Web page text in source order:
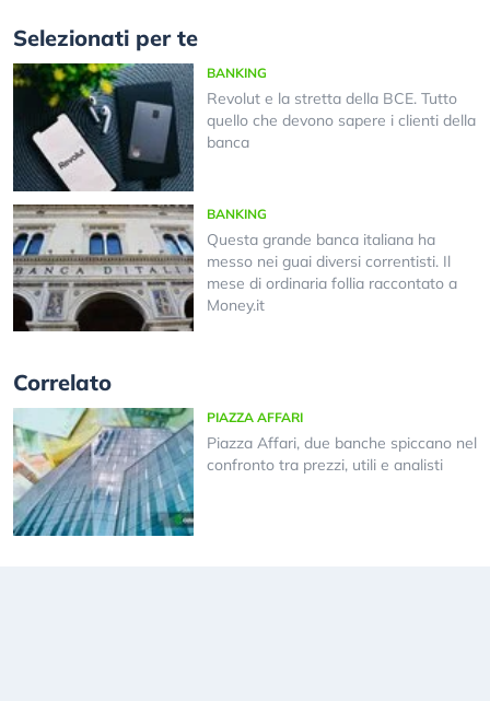
Selezionati per te
BANKING
Revolut e la stretta della BCE. Tutto
quello che devono sapere i clienti della
banca
BANKING
Questa grande banca italiana ha
messo nei guai diversi correntisti. Il
mese di ordinaria follia raccontato a
Money.it
Correlato
PIAZZA AFFARI
Piazza Affari, due banche spiccano nel
confronto tra prezzi, utili e analisti